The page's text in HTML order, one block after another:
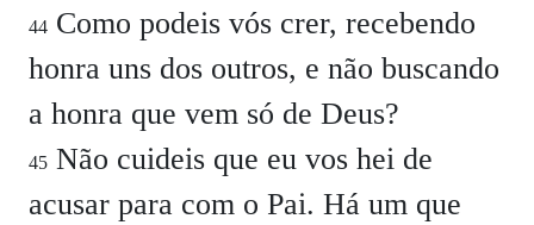
44 Como podeis vós crer, recebendo
honra uns dos outros, e não buscando
a honra que vem só de Deus?
45 Não cuideis que eu vos hei de
acusar para com o Pai. Há um que